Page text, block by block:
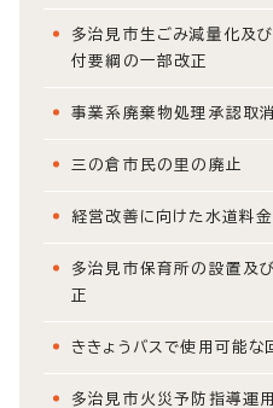
多治見市生ごみ減量化及
付要綱の一部改正
事業系廃棄物処理承認取
三の倉市民の里の廃止
経営改善に向けた水道料
多治見市保育所の設置及
正
ききょうバスで使用可能な
多治見市火災予防指導運